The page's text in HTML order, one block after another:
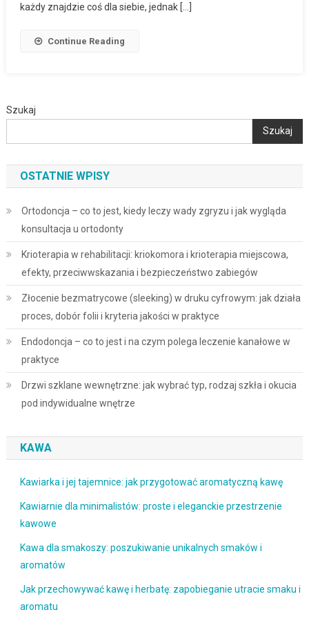
każdy znajdzie coś dla siebie, jednak […]
Continue Reading
Szukaj
Szukaj
OSTATNIE WPISY
Ortodoncja – co to jest, kiedy leczy wady zgryzu i jak wygląda
konsultacja u ortodonty
Krioterapia w rehabilitacji: kriokomora i krioterapia miejscowa,
efekty, przeciwwskazania i bezpieczeństwo zabiegów
Złocenie bezmatrycowe (sleeking) w druku cyfrowym: jak działa
proces, dobór folii i kryteria jakości w praktyce
Endodoncja – co to jest i na czym polega leczenie kanałowe w
praktyce
Drzwi szklane wewnętrzne: jak wybrać typ, rodzaj szkła i okucia
pod indywidualne wnętrze
KAWA
Kawiarka i jej tajemnice: jak przygotować aromatyczną kawę
Kawiarnie dla minimalistów: proste i eleganckie przestrzenie
kawowe
Kawa dla smakoszy: poszukiwanie unikalnych smaków i
aromatów
Jak przechowywać kawę i herbatę: zapobieganie utracie smaku i
aromatu